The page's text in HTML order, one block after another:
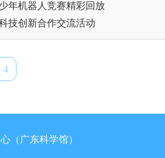
年机器人竞赛精彩回放
技创新合作交流活动
4
（广东科学馆）